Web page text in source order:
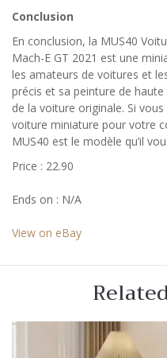
Conclusion
En conclusion, la MUS40
Mach-E GT 2021 est une
les amateurs de voitures et
précis et sa peinture de
de la voiture originale. Si
voiture miniature pour votre
MUS40 est le modèle qu’il
Price : 22.90
Ends on : N/A
View on eBay